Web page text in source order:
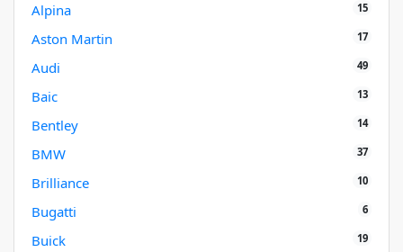
Alpina 15
Aston Martin 17
Audi 49
Baic 13
Bentley 14
BMW 37
Brilliance 10
Bugatti 6
Buick 19